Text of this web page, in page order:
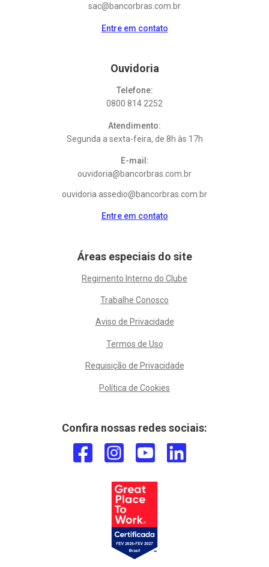
sac@bancorbras.com.br
Entre em contato
Ouvidoria
Telefone:
0800 814 2252
Atendimento:
Segunda a sexta-feira, de 8h às 17h
E-mail:
ouvidoria@bancorbras.com.br
ouvidoria.assedio@bancorbras.com.br
Entre em contato
Áreas especiais do site
Regimento Interno do Clube
Trabalhe Conosco
Aviso de Privacidade
Termos de Uso
Requisição de Privacidade
Política de Cookies
Confira nossas redes sociais: